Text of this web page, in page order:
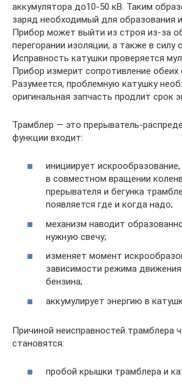
аккумулятора до10-50 кВ. Таким
заряд необходимый для образования
Прибор может выйти из строя из-за
перегорании изоляции, а также в силу
Исправность катушки проверяется
Прибор измерит сопротивление обеих
Разумеется, проблемную катушку
оригинальная запчасть продлит срок
Трамблер — это прерыватель-
функции входит:
инициирует
в совместном вращении
прерывателя и бегунка
появляется где и когда надо;
механизм наводит
нужную свечу;
изменяет момент
зависимости режима
бензина;
аккумулирует энергию в
Причиной неисправностей трамблера
становятся:
пробой крышки трамблера и